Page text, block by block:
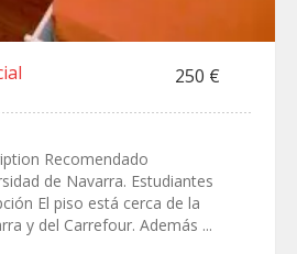
250 €
Recomendado
de Navarra. Estudiantes
El piso está cerca de la
y del Carrefour. Además ...